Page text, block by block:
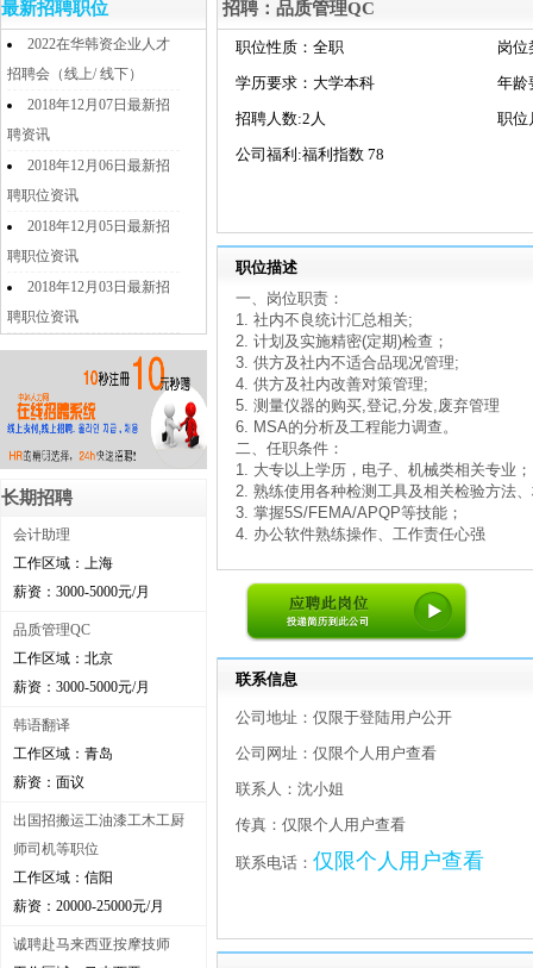
最新招聘职位
2022在华韩资企业人才
招聘会（线上/ 线下）
2018年12月07日最新招
聘资讯
2018年12月06日最新招
聘职位资讯
2018年12月05日最新招
聘职位资讯
2018年12月03日最新招
聘职位资讯
长期招聘
会计助理
工作区域：上海
薪资：3000-5000元/月
品质管理QC
工作区域：北京
薪资：3000-5000元/月
韩语翻译
工作区域：青岛
薪资：面议
出国招搬运工油漆工木工厨
师司机等职位
工作区域：信阳
薪资：20000-25000元/月
诚聘赴马来西亚按摩技师
招聘：品质管理QC
职位性质：全职
岗位
学历要求：大学本科
年龄
招聘人数:2人
职位
公司福利:福利指数 78
职位描述
一、岗位职责：
1. 社内不良统计汇总相关;
2. 计划及实施精密(定期)检查；
3. 供方及社内不适合品现况管理;
4. 供方及社内改善对策管理;
5. 测量仪器的购买,登记,分发,废弃管理
6. MSA的分析及工程能力调查。
二、任职条件：
1. 大专以上学历，电子、机械类相关专业；
2. 熟练使用各种检测工具及相关检验方法
3. 掌握5S/FEMA/APQP等技能；
4. 办公软件熟练操作、工作责任心强
联系信息
公司地址：仅限于登陆用户公开
公司网址：仅限个人用户查看
联系人：沈小姐
传真：仅限个人用户查看
联系电话： 仅限个人用户查看